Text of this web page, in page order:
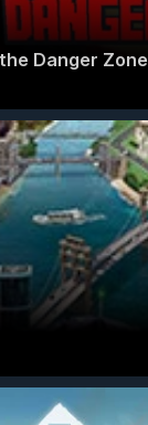
Danger Zone